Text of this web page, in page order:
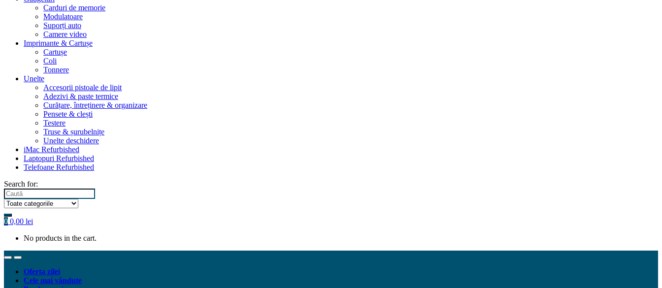
Carduri de memorie
Modulatoare
Suporți auto
Camere video
Imprimante & Cartușe
Cartușe
Coli
Tonnere
Unelte
Accesorii pistoale de lipit
Adezivi & paste termice
Curățare, întreținere & organizare
Pensete & clești
Testere
Truse & șurubelnițe
Unelte deschidere
iMac Refurbished
Laptopuri Refurbished
Telefoane Refurbished
Search for:
0 0,00 lei
No products in the cart.
Oferta zilei
Cele mai vândute